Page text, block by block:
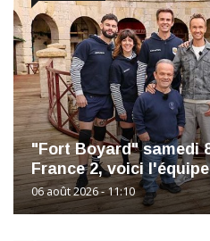
"Fort Boyard" samedi
France 2, voici
06 août 2026 - 11:10